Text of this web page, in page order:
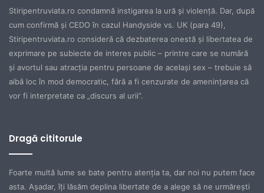
Stiripentruviata.ro condamnă instigarea la ură şi violenţă. Dar, după
cum confirmă şi CEDO în cazul Handyside vs. UK (para 49),
Stiripentruviata.ro consideră că dezbaterea onestă şi libertatea de
exprimare pe subiecte de interes public – printre care se numără
şi avortul sau atracţia pentru persoane de acelaşi sex – trebuie să
aibă loc în mod democratic, fără a fi cenzurate de ameninţarea că
vor fi interpretate ca „discurs al urii”.
Dragă cititorule
Foarte multă lume se bate pentru atenţia ta, dar noi nu putem face
asta. Aşadar, îţi lăsăm deplina libertate de a alege să ne urmăreşti